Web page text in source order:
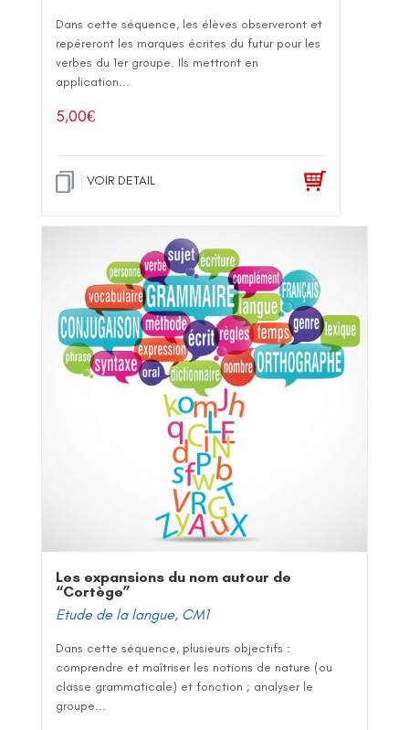
Dans cette séquence, les élèves observeront et
repéreront les marques écrites du futur pour les
verbes du 1er groupe. Ils mettront en
application...
5,00€
VOIR DETAIL
Les expansions du nom autour de
“Cortège”
Etude de la langue, CM1
Dans cette séquence, plusieurs objectifs :
comprendre et maîtriser les notions de nature (ou
classe grammaticale) et fonction ; analyser le
groupe...